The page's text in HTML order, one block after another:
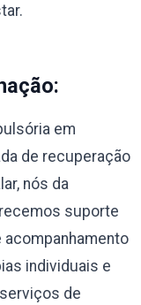
em
de recuperação
nós da
suporte
individuais e
de